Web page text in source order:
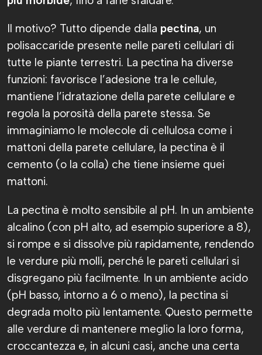
Il motivo? Tutto dipende dalla pectina, un
polisaccaride presente nelle pareti cellulari di
tutte le piante terrestri. La pectina ha diverse
funzioni: favorisce l’adesione tra le cellule,
mantiene l’idratazione della parete cellulare e
regola la porosità della parete stessa. Se
immaginiamo le molecole di cellulosa come i
mattoni della parete cellulare, la pectina è il
cemento (o la colla) che tiene insieme quei
mattoni.
La pectina è molto sensibile al pH. In un ambiente
alcalino (con pH alto, ad esempio superiore a 8),
si rompe e si dissolve più rapidamente, rendendo
le verdure più molli, perché le pareti cellulari si
disgregano più facilmente. In un ambiente acido
(pH basso, intorno a 6 o meno), la pectina si
degrada molto più lentamente. Questo permette
alle verdure di mantenere meglio la loro forma,
croccantezza e, in alcuni casi, anche una certa